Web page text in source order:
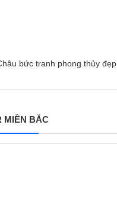
bức tranh phong thủy đẹp
MIỀN BẮC